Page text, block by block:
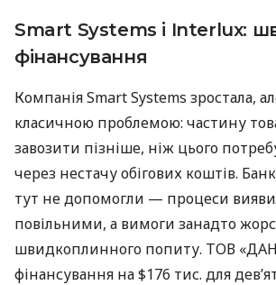
Smart Systems і Interlux:
фінансування
Компанія Smart Systems зростала,
класичною проблемою: частину
завозити пізніше, ніж цього
через нестачу обігових коштів.
тут не допомогли — процеси
повільними, а вимоги занадто
швидкоплинного попиту. ТОВ
фінансування на $176 тис. для